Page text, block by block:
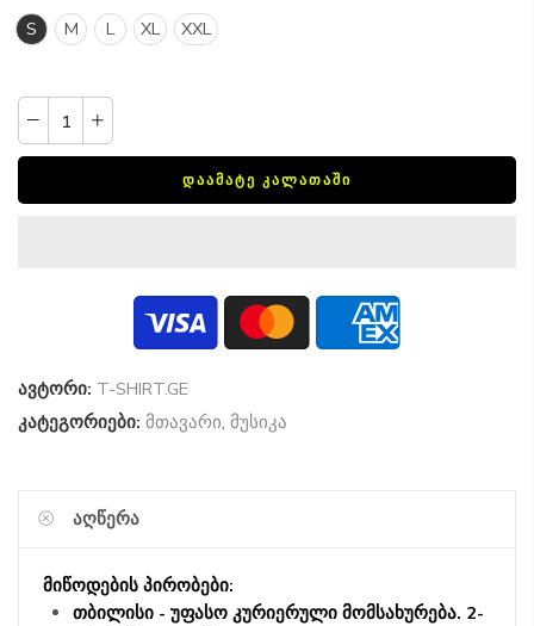
S M L XL XXL
ᲓᲐᲐᲛᲐᲢᲔ ᲙᲐᲚᲐᲗᲐᲨᲘ
ავტორი: T-SHIRT.GE
კატეგორიები: მთავარი, მუსიკა
ᲐᲦᲬᲔᲠᲐ
მიწოდების პირობები:
თბილისი - უფასო კურიერული მომსახურება. 2-